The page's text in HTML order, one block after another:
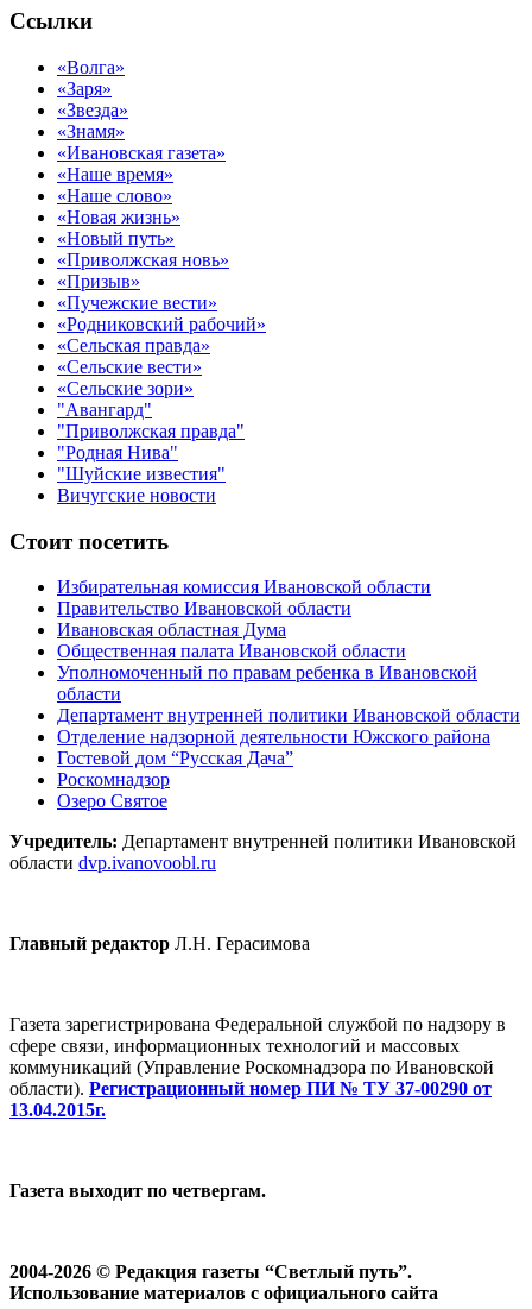
Ссылки
«Волга»
«Заря»
«Звезда»
«Знамя»
«Ивановская газета»
«Наше время»
«Наше слово»
«Новая жизнь»
«Новый путь»
«Приволжская новь»
«Призыв»
«Пучежские вести»
«Родниковский рабочий»
«Сельская правда»
«Сельские вести»
«Сельские зори»
"Авангард"
"Приволжская правда"
"Родная Нива"
"Шуйские известия"
Вичугские новости
Стоит посетить
Избирательная комиссия Ивановской области
Правительство Ивановской области
Ивановская областная Дума
Общественная палата Ивановской области
Уполномоченный по правам ребенка в Ивановской
области
Департамент внутренней политики Ивановской области
Отделение надзорной деятельности Южского района
Гостевой дом “Русская Дача”
Роскомнадзор
Озеро Святое
Учредитель: Департамент внутренней политики Ивановской
области dvp.ivanovoobl.ru
Главный редактор Л.Н. Герасимова
Газета зарегистрирована Федеральной службой по надзору в
сфере связи, информационных технологий и массовых
коммуникаций (Управление Роскомнадзора по Ивановской
области). Регистрационный номер ПИ № ТУ 37-00290 от
13.04.2015г.
Газета выходит по четвергам.
2004-2026 © Редакция газеты “Светлый путь”.
Использование материалов с официального сайта